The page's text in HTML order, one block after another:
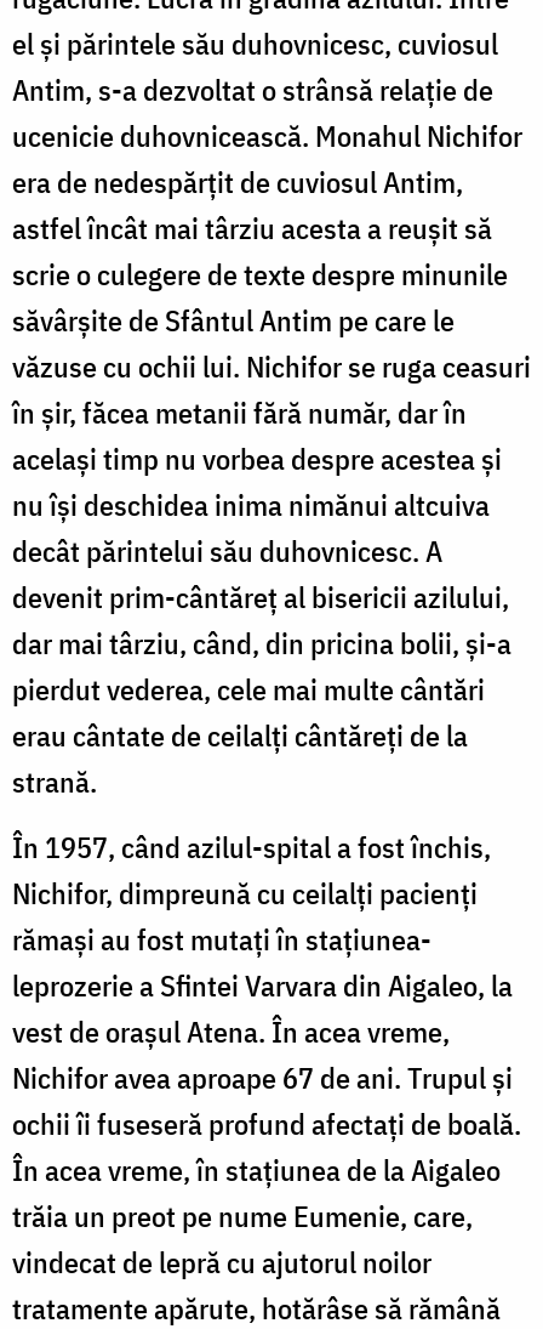
el și părintele său duhovnicesc, cuviosul
Antim, s-a dezvoltat o strânsă relație de
ucenicie duhovnicească. Monahul Nichifor
era de nedespărțit de cuviosul Antim,
astfel încât mai târziu acesta a reușit să
scrie o culegere de texte despre minunile
săvârșite de Sfântul Antim pe care le
văzuse cu ochii lui. Nichifor se ruga ceasuri
în șir, făcea metanii fără număr, dar în
același timp nu vorbea despre acestea și
nu își deschidea inima nimănui altcuiva
decât părintelui său duhovnicesc. A
devenit prim-cântăreț al bisericii azilului,
dar mai târziu, când, din pricina bolii, și-a
pierdut vederea, cele mai multe cântări
erau cântate de ceilalți cântăreți de la
strană.
În 1957, când azilul-spital a fost închis,
Nichifor, dimpreună cu ceilalți pacienți
rămași au fost mutați în stațiunea-
leprozerie a Sfintei Varvara din Aigaleo, la
vest de orașul Atena. În acea vreme,
Nichifor avea aproape 67 de ani. Trupul și
ochii îi fuseseră profund afectați de boală.
În acea vreme, în stațiunea de la Aigaleo
trăia un preot pe nume Eumenie, care,
vindecat de lepră cu ajutorul noilor
tratamente apărute, hotărâse să rămână